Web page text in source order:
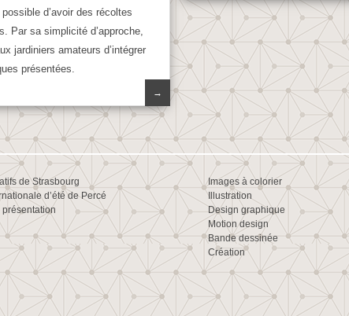
d’avoir des récoltes
Par sa simplicité d’approche,
jardiniers amateurs d’intégrer
présentées.
→
de Strasbourg
d’été de Percé
présentation
Images à colorier
Illustration
Design graphique
Motion design
Bande dessinée
Création